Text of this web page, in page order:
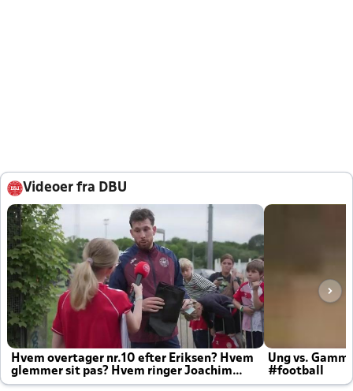
Videoer fra DBU
Hvem overtager nr.10 efter Eriksen? Hvem
glemmer sit pas? Hvem ringer Joachim
altid til efter kampe?
Ung vs.
#football